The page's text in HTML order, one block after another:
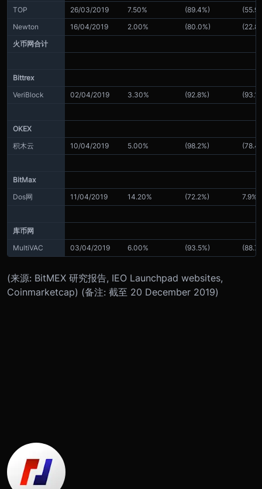
TOP
26/03/2019 7.50% (89.4%)
Newton
16/04/2019 2.00% (80.0%)
火币网合计
Bittrex
VeriBlock
02/04/2019 3.30% (92.8%)
OKEX
积木云
10/04/2019 5.00% (98.2%)
BitMax
Dos网
11/04/2019 14.20% (72.2%) 7.9%
库币网
MultiVAC
03/04/2019 6.00% (93.5%)
(来源: BitMEX 研究报告, IEO Launchpad websites,
Coinmarketcap) (备注: 截至 20 December 2019)